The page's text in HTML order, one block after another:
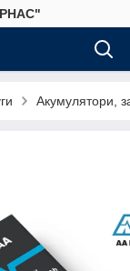
Акумулятори,